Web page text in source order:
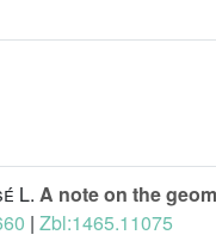
L. A note on the
| Zbl:1465.11075